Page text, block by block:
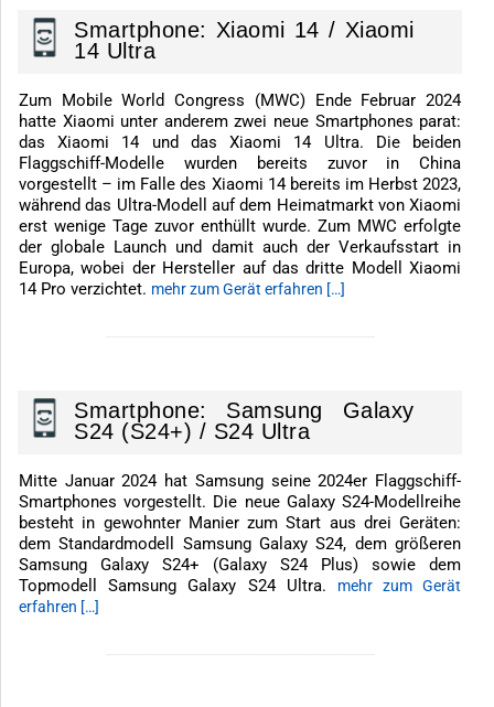
Smartphone: Xiaomi 14 / Xiaomi
14 Ultra
Zum Mobile World Congress (MWC) Ende Februar 2024
hatte Xiaomi unter anderem zwei neue Smartphones parat:
das Xiaomi 14 und das Xiaomi 14 Ultra. Die beiden
Flaggschiff-Modelle wurden bereits zuvor in China
vorgestellt – im Falle des Xiaomi 14 bereits im Herbst 2023,
während das Ultra-Modell auf dem Heimatmarkt von Xiaomi
erst wenige Tage zuvor enthüllt wurde. Zum MWC erfolgte
der globale Launch und damit auch der Verkaufsstart in
Europa, wobei der Hersteller auf das dritte Modell Xiaomi
14 Pro verzichtet. mehr zum Gerät erfahren […]
Smartphone: Samsung Galaxy
S24 (S24+) / S24 Ultra
Mitte Januar 2024 hat Samsung seine 2024er Flaggschiff-
Smartphones vorgestellt. Die neue Galaxy S24-Modellreihe
besteht in gewohnter Manier zum Start aus drei Geräten:
dem Standardmodell Samsung Galaxy S24, dem größeren
Samsung Galaxy S24+ (Galaxy S24 Plus) sowie dem
Topmodell Samsung Galaxy S24 Ultra.
mehr zum Gerät
erfahren […]